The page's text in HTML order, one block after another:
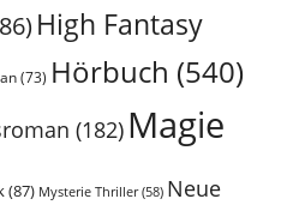
High Fantasy
(73) Hörbuch (540)
(182) Magie
(87) Mysterie Thriller(58) Neue